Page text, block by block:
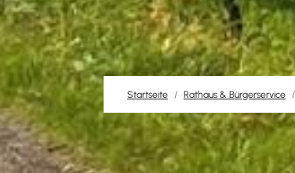
Startseite Rathaus & Bürgerservice